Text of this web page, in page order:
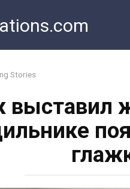
Stories